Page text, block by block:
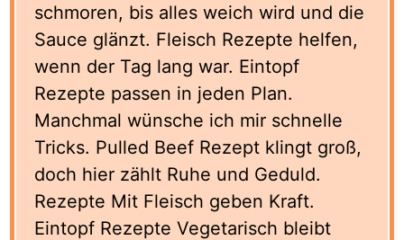
schmoren, bis alles weich wird und die
Sauce glänzt. Fleisch Rezepte helfen,
wenn der Tag lang war. Eintopf
Rezepte passen in jeden Plan.
Manchmal wünsche ich mir schnelle
Tricks. Pulled Beef Rezept klingt groß,
doch hier zählt Ruhe und Geduld.
Rezepte Mit Fleisch geben Kraft.
Eintopf Rezepte Vegetarisch bleibt